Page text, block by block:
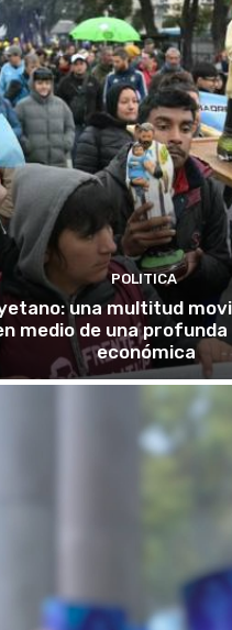
POLITICA
una multitud
medio de una
económica